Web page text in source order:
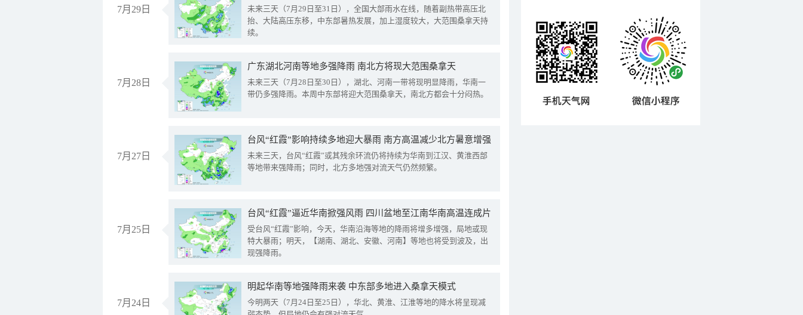
7月29日
未来三天（7月29日至31日），全国大部雨水在线，随着副热带高压北
抬、大陆高压东移，中东部暑热发展，加上湿度较大，大范围桑拿天持
续。
7月28日
广东湖北河南等地多强降雨 南北方将现大范围桑拿天
未来三天（7月28日至30日），湖北、河南一带将现明显降雨，华南一
带仍多强降雨。本周中东部将迎大范围桑拿天，南北方都会十分闷热。
7月27日
台风“红霞”影响持续多地迎大暴雨 南方高温减少北方暑意增强
未来三天，台风“红霞”或其残余环流仍将持续为华南到江汉、黄淮西部
等地带来强降雨；同时，北方多地强对流天气仍然频繁。
7月25日
台风“红霞”逼近华南掀强风雨 四川盆地至江南华南高温连成片
受台风“红霞”影响，今天，华南沿海等地的降雨将增多增强，局地或现
特大暴雨；明天，【湖南、湖北、安徽、河南】等地也将受到波及，出
现强降雨。
7月24日
明起华南等地强降雨来袭 中东部多地进入桑拿天模式
今明两天（7月24日至25日），华北、黄淮、江淮等地的降水将呈现减